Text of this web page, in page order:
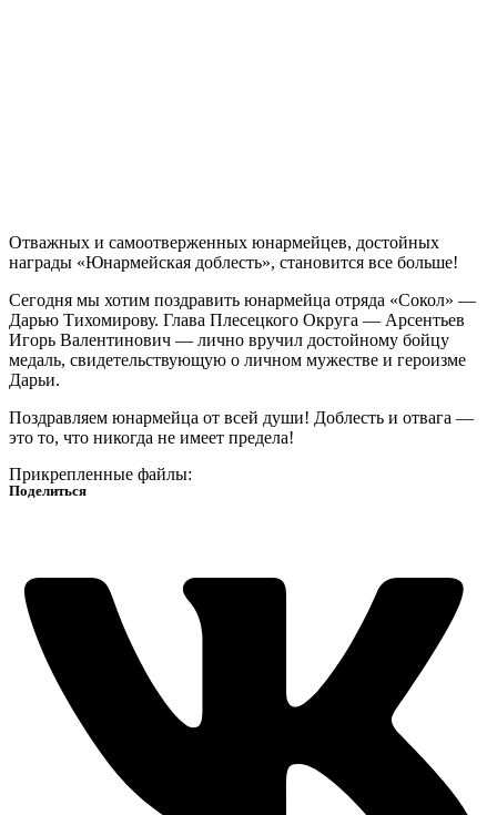
Отважных и самоотверженных юнармейцев, достойных
награды «Юнармейская доблесть», становится все больше!
Сегодня мы хотим поздравить юнармейца отряда «Сокол» —
Дарью Тихомирову. Глава Плесецкого Округа — Арсентьев
Игорь Валентинович — лично вручил достойному бойцу
медаль, свидетельствующую о личном мужестве и героизме
Дарьи.
Поздравляем юнармейца от всей души! Доблесть и отвага —
это то, что никогда не имеет предела!
Прикрепленные файлы:
Поделиться